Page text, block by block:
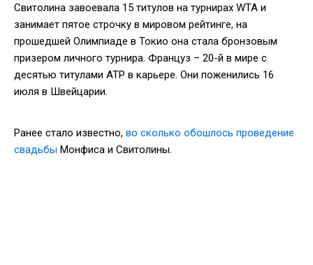
Свитолина завоевала 15 титулов на турнирах WTA и
занимает пятое строчку в мировом рейтинге, на
прошедшей Олимпиаде в Токио она стала бронзовым
призером личного турнира. Француз – 20-й в мире с
десятью титулами ATP в карьере. Они поженились 16
июля в Швейцарии.
Ранее стало известно, во сколько обошлось проведение
свадьбы Монфиса и Свитолины.